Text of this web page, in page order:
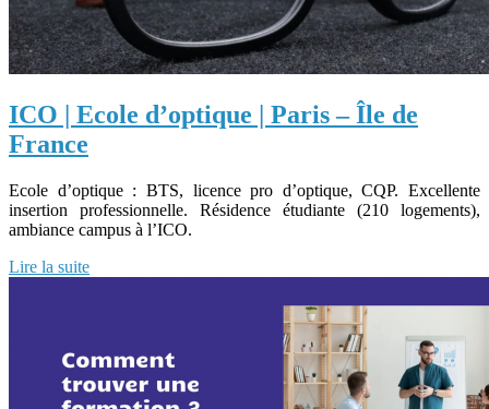
ICO | Ecole d’optique | Paris – Île de
France
Ecole d’optique : BTS, licence pro d’optique, CQP. Excellente
insertion professionnelle. Résidence étudiante (210 logements),
ambiance campus à l’ICO.
Lire la suite